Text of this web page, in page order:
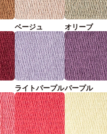
ベージュ オリーブ
ライトパープルパープル